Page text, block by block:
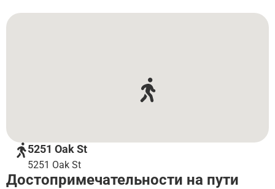
5251 Oak St
5251 Oak St
Достопримечательности на пути